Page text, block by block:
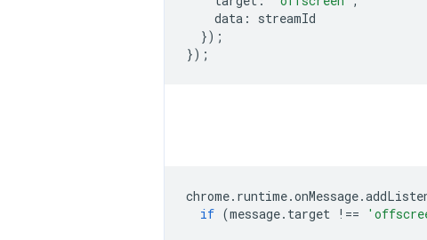
data :
streamId
});
});
chrome. runtime.onMessage.
if (message. target !==